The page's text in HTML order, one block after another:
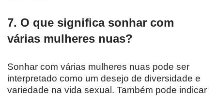
7. O que significa sonhar com
várias mulheres nuas?
Sonhar com várias mulheres nuas pode ser
interpretado como um desejo de diversidade e
variedade na vida sexual. Também pode indicar